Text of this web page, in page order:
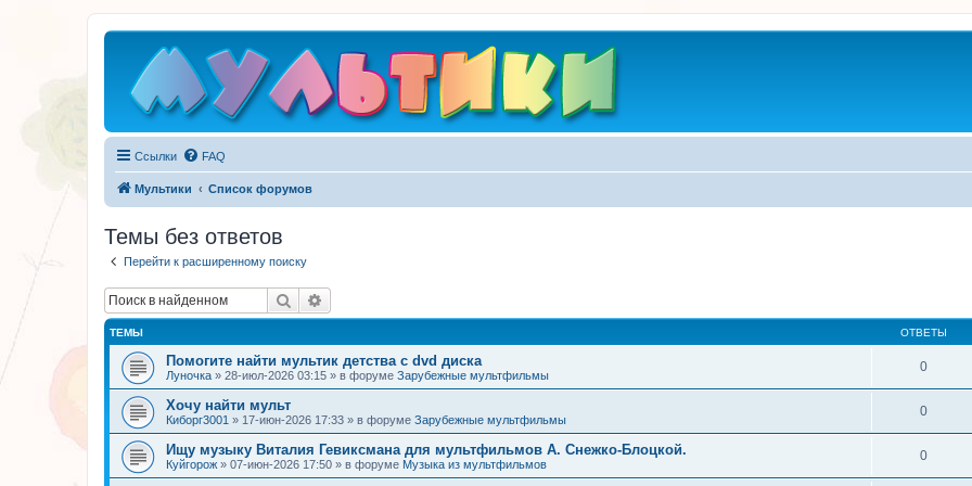
Ссылки FAQ
Мультики Список форумов
Темы без ответов
Перейти к расширенному поиску
Поиск
ТЕМЫ ОТВЕТЫ
Помогите найти мультик детства с dvd диска
Луночка » 28-июл-2026 03:15 » в форуме Зарубежные мультфильмы
0
Хочу найти мульт
Киборг3001 » 17-июн-2026 17:33 » в форуме Зарубежные мультфильмы
0
Ищу музыку Виталия Гевиксмана для мультфильмов А. Снежко-Блоцкой.
Куйгорож » 07-июн-2026 17:50 » в форуме Музыка из мультфильмов
0